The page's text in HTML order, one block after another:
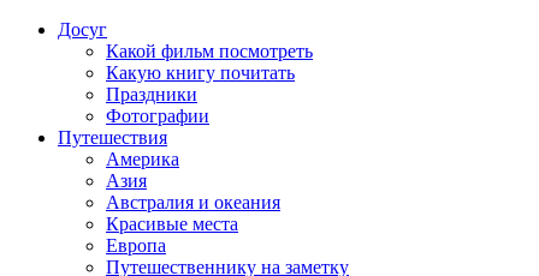
Досуг
Какой фильм посмотреть
Какую книгу почитать
Праздники
Фотографии
Путешествия
Америка
Азия
Австралия и океания
Красивые места
Европа
Путешественнику на заметку